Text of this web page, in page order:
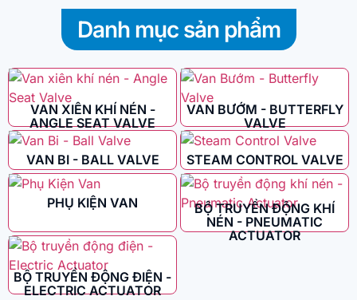
Danh mục sản phẩm
VAN XIÊN KHÍ NÉN -
ANGLE SEAT VALVE
VAN BƯỚM - BUTTERFLY
VALVE
VAN BI - BALL VALVE STEAM CONTROL VALVE
PHỤ KIỆN VAN
BỘ TRUYỀN ĐỘNG KHÍ
NÉN - PNEUMATIC
ACTUATOR
BỘ TRUYỀN ĐỘNG ĐIỆN -
ELECTRIC ACTUATOR